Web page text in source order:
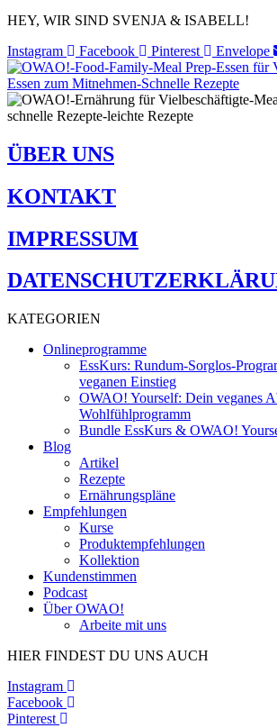
HEY, WIR SIND SVENJA & ISABELL!​
Instagram
Facebook Pinterest Envelope
ÜBER UNS
KONTAKT
IMPRESSUM
KATEGORIEN
Onlineprogramme
EssKurs: Rundum-Sorglos-
veganen Einstieg
OWAO! Yourself: Dein veganes
Wohlfühlprogramm
Bundle EssKurs & OWAO!
Blog
Artikel
Rezepte
Ernährungspläne
Empfehlungen
Kurse
Produktempfehlungen
Kollektion
Kundenstimmen
Podcast
Über OWAO!
Arbeite mit uns
HIER FINDEST DU UNS AUCH
Instagram
Facebook
Pinterest